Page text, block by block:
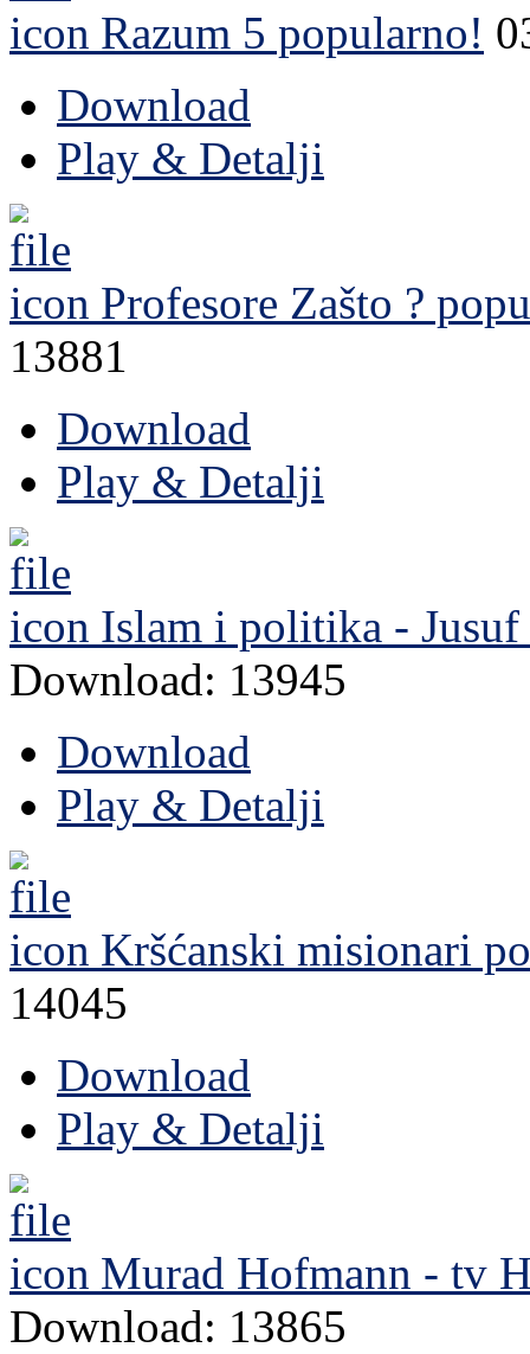
Razum 5 popularno!
Download
Play & Detalji
Profesore Zašto ?
13881
Download
Play & Detalji
Islam i politika -
Download: 13945
Download
Play & Detalji
Kršćanski misionari
14045
Download
Play & Detalji
Murad Hofmann - tv
Download: 13865